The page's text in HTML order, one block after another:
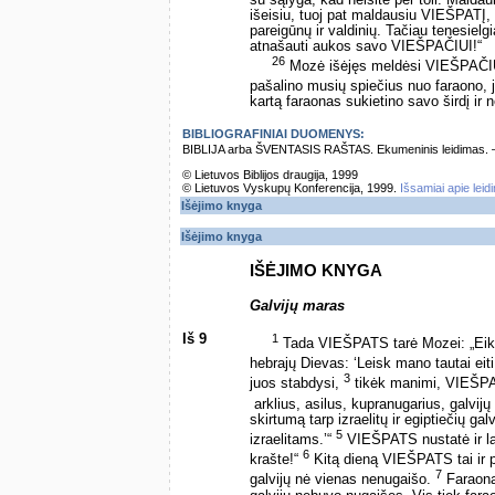
išeisiu, tuoj pat maldausiu
pareigūnų ir valdinių. Tačiau
atnašauti aukos savo VIEŠPAČIUI!“
26 Mozė išėjęs meldėsi
pašalino musių spiečius nuo
kartą faraonas sukietino savo širdį ir
BIBLIOGRAFINIAI DUOMENYS:
BIBLIJA arba ŠVENTASIS RAŠTAS. Ekumeninis
© Lietuvos Biblijos draugija, 1999
© Lietuvos Vyskupų Konferencija, 1999.
Išsamiai apie
Išėjimo knyga
Išėjimo knyga
IŠĖJIMO KNYGA
Galvijų maras
Iš 9 1
Tada VIEŠPATS tarė Mozei:
hebrajų Dievas: ‘Leisk mano tautai
juos stabdysi, 3 tikėk manimi,
arklius, asilus, kupranugarius,
skirtumą tarp izraelitų ir egiptiečių
izraelitams.’“ 5 VIEŠPATS nustatė ir
krašte!“ 6 Kitą dieną VIEŠPATS tai ir
galvijų nė vienas nenugaišo. 7